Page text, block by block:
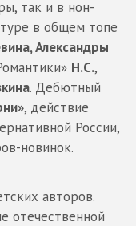
так и в нон-
в общем топе
Александры
Н.С.,
. Дебютный
, действие
России,
новинок.
авторов.
отечественной